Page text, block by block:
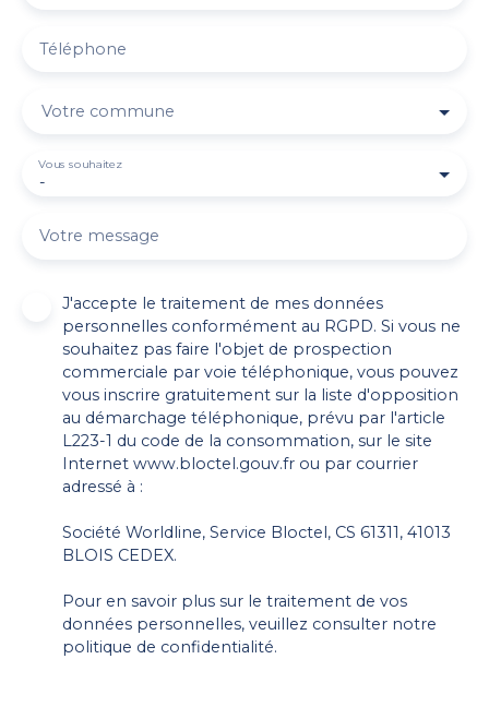
Téléphone
Votre commune
-
Vous souhaitez
Votre message
J'accepte le traitement de mes données
personnelles conformément au RGPD. Si vous ne
souhaitez pas faire l'objet de prospection
commerciale par voie téléphonique, vous pouvez
vous inscrire gratuitement sur la liste d'opposition
au démarchage téléphonique, prévu par l'article
L223-1 du code de la consommation, sur le site
Internet www.bloctel.gouv.fr ou par courrier
adressé à :
Société Worldline, Service Bloctel, CS 61311, 41013
BLOIS CEDEX.
Pour en savoir plus sur le traitement de vos
données personnelles, veuillez consulter notre
politique de confidentialité.